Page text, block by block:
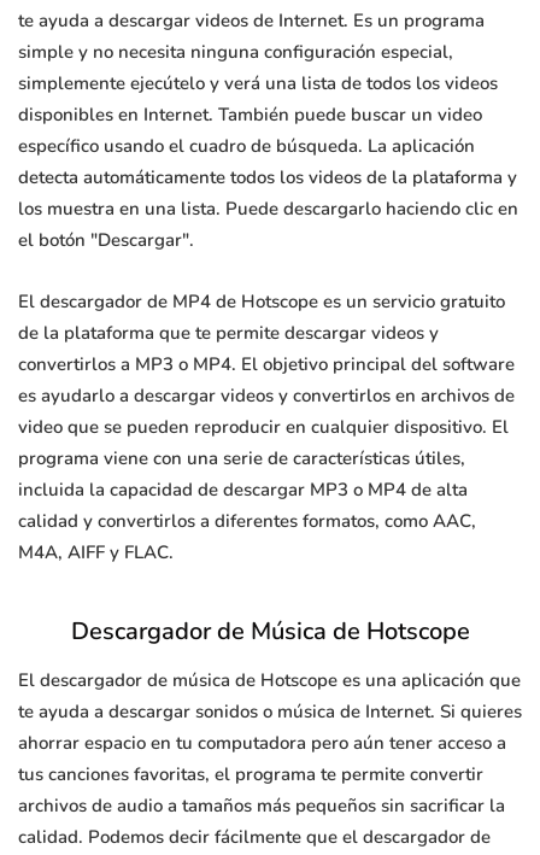
te ayuda a descargar videos de Internet. Es un programa
simple y no necesita ninguna configuración especial,
simplemente ejecútelo y verá una lista de todos los videos
disponibles en Internet. También puede buscar un video
específico usando el cuadro de búsqueda. La aplicación
detecta automáticamente todos los videos de la plataforma y
los muestra en una lista. Puede descargarlo haciendo clic en
el botón "Descargar".
El descargador de MP4 de Hotscope es un servicio gratuito
de la plataforma que te permite descargar videos y
convertirlos a MP3 o MP4. El objetivo principal del software
es ayudarlo a descargar videos y convertirlos en archivos de
video que se pueden reproducir en cualquier dispositivo. El
programa viene con una serie de características útiles,
incluida la capacidad de descargar MP3 o MP4 de alta
calidad y convertirlos a diferentes formatos, como AAC,
M4A, AIFF y FLAC.
Descargador de Música de Hotscope
El descargador de música de Hotscope es una aplicación que
te ayuda a descargar sonidos o música de Internet. Si quieres
ahorrar espacio en tu computadora pero aún tener acceso a
tus canciones favoritas, el programa te permite convertir
archivos de audio a tamaños más pequeños sin sacrificar la
calidad. Podemos decir fácilmente que el descargador de